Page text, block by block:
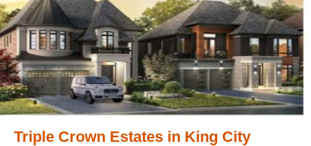
Triple Crown Estates in King City